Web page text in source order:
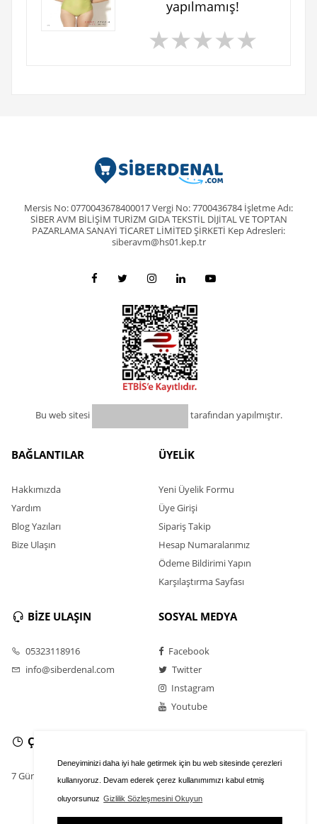
Deneyiminizi daha iyi hale getirmek için bu web sitesinde çerezleri
kullanıyoruz. Devam ederek çerez kullanımımızı kabul etmiş
oluyorsunuz Gizlilik Sözleşmesini Okuyun
yapılmamış!
★★★★★
Mersis No: 0770043678400017 Vergi No: 7700436784 İşletme Adı:
SİBER AVM BİLİŞİM TURİZM GIDA TEKSTİL DİJİTAL VE TOPTAN
PAZARLAMA SANAYİ TİCARET LİMİTED ŞİRKETİ Kep Adresleri:
siberavm@hs01.kep.tr
Bu web sitesi tarafından yapılmıştır.
BAĞLANTILAR
Hakkımızda
Yardım
Blog Yazıları
Bize Ulaşın
ÜYELİK
Yeni Üyelik Formu
Üye Girişi
Sipariş Takip
Hesap Numaralarımız
Ödeme Bildirimi Yapın
Karşılaştırma Sayfası
BİZE ULAŞIN
05323118916
info@siberdenal.com
SOSYAL MEDYA
Facebook
Twitter
Instagram
Youtube
ÇALIŞMA SAATLERİ
7 Gün / 24 Saat